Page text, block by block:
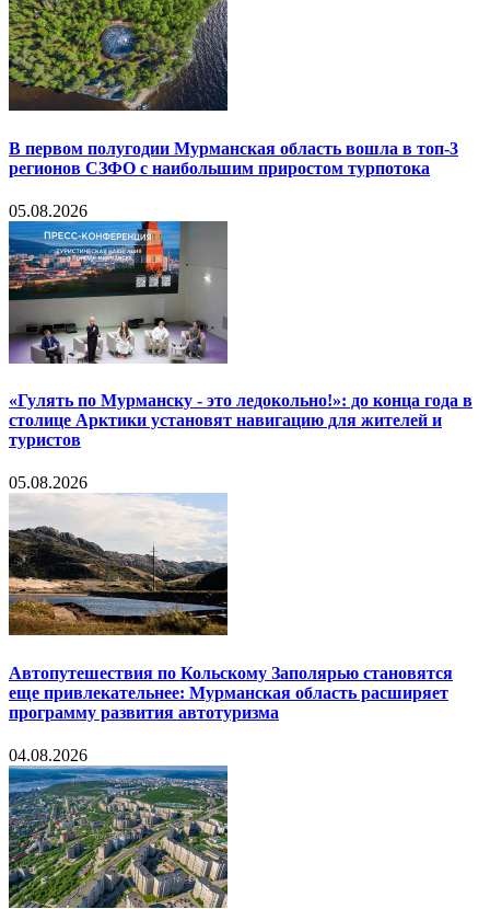
В первом полугодии Мурманская область вошла в топ-3
регионов СЗФО с наибольшим приростом турпотока
05.08.2026
«Гулять по Мурманску - это ледокольно!»: до конца года в
столице Арктики установят навигацию для жителей и
туристов
05.08.2026
Автопутешествия по Кольскому Заполярью становятся
еще привлекательнее: Мурманская область расширяет
программу развития автотуризма
04.08.2026